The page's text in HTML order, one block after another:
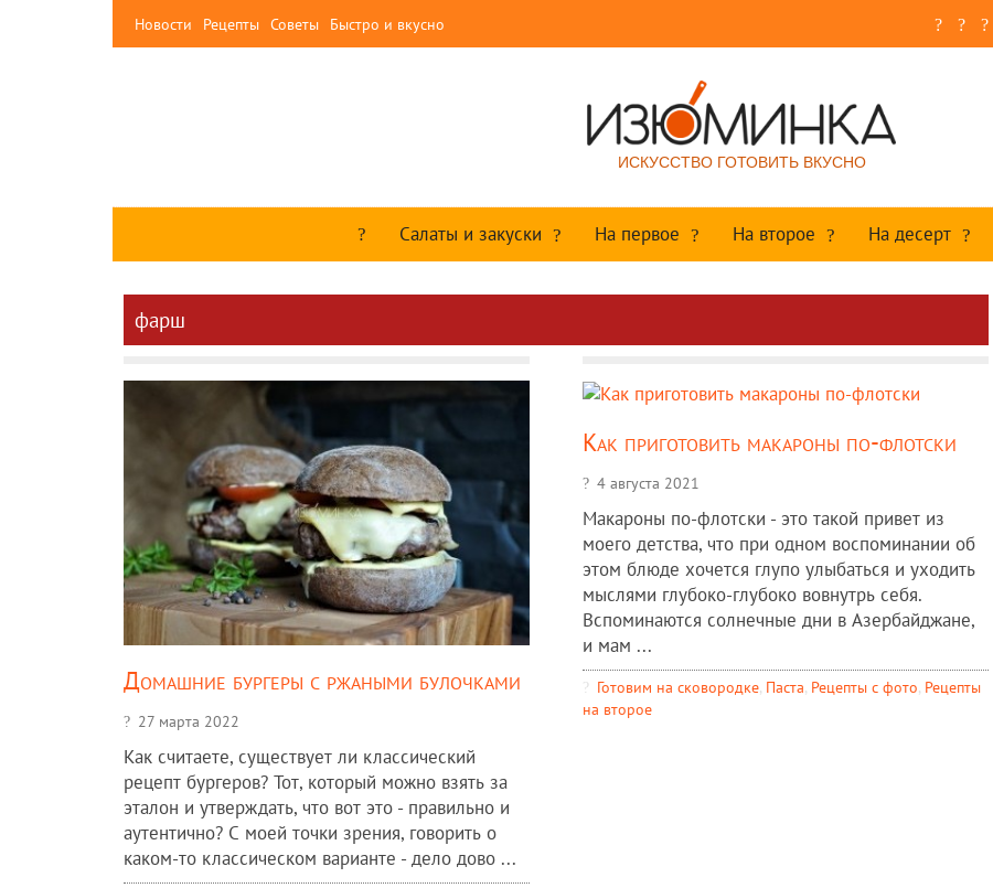
Новости Рецепты Советы Быстро и вкусно
ИСКУССТВО ГОТОВИТЬ ВКУСНО
Салаты и закуски На первое На второе На десерт
фарш
Домашние бургеры с ржаными булочками
27 марта 2022
Как считаете, существует ли классический
рецепт бургеров? Тот, который можно взять за
эталон и утверждать, что вот это - правильно и
аутентично? С моей точки зрения, говорить о
каком-то классическом варианте - дело дово ...
Как приготовить макароны по-флотски
4 августа 2021
Макароны по-флотски - это такой привет из
моего детства, что при одном воспоминании об
этом блюде хочется глупо улыбаться и уходить
мыслями глубоко-глубоко вовнутрь себя.
Вспоминаются солнечные дни в Азербайджане,
и мам ...
Готовим на сковородке, Паста, Рецепты c фото, Рецепты
на второе